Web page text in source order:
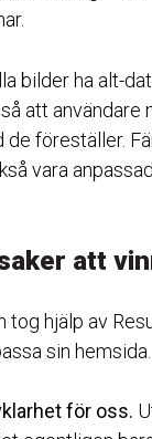
bilder ha alt-
att användare
de föreställer.
vara
att
tog hjälp av
sin hemsida.
för oss.